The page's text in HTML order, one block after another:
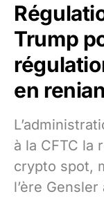
Trump
en
à la CFTC la
crypto spot,
l’ère Gensler